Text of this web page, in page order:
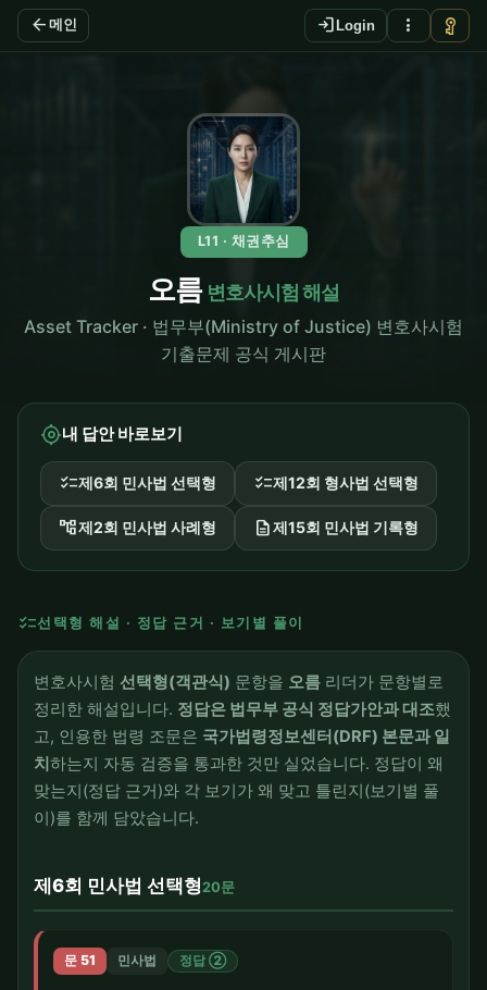
arrow_back 메인 login Login more_vert vpn_key
L11 · 채권추심
오름 변호사시험 해설
Asset Tracker · 법무부(Ministry of Justice) 변호사시험
기출문제 공식 게시판
my_location내 답안 바로보기
checklist제6회 민사법 선택형 checklist제12회 형사법 선택형
account_tree제2회 민사법 사례형 description제15회 민사법 기록형
checklist선택형 해설 · 정답 근거 · 보기별 풀이
변호사시험 선택형(객관식) 문항을 오름 리더가 문항별로
정리한 해설입니다. 정답은 법무부 공식 정답가안과 대조했
고, 인용한 법령 조문은 국가법령정보센터(DRF) 본문과 일
치하는지 자동 검증을 통과한 것만 실었습니다. 정답이 왜
맞는지(정답 근거)와 각 보기가 왜 맞고 틀린지(보기별 풀
이)를 함께 담았습니다.
제6회 민사법 선택형20문
문 51 민사법 정답 ②